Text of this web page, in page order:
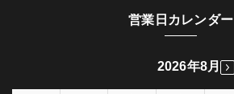
営業日カレンダー
2026年8月